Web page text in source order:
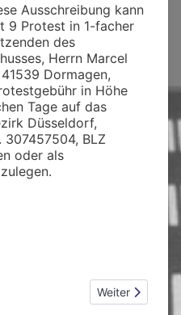
Ausschreibung kann
9 Protest in 1-facher
des
Herrn Marcel
Dormagen,
in Höhe
Tage auf das
Düsseldorf,
307457504, BLZ
oder als
Bezirks- Nächster
Weiter